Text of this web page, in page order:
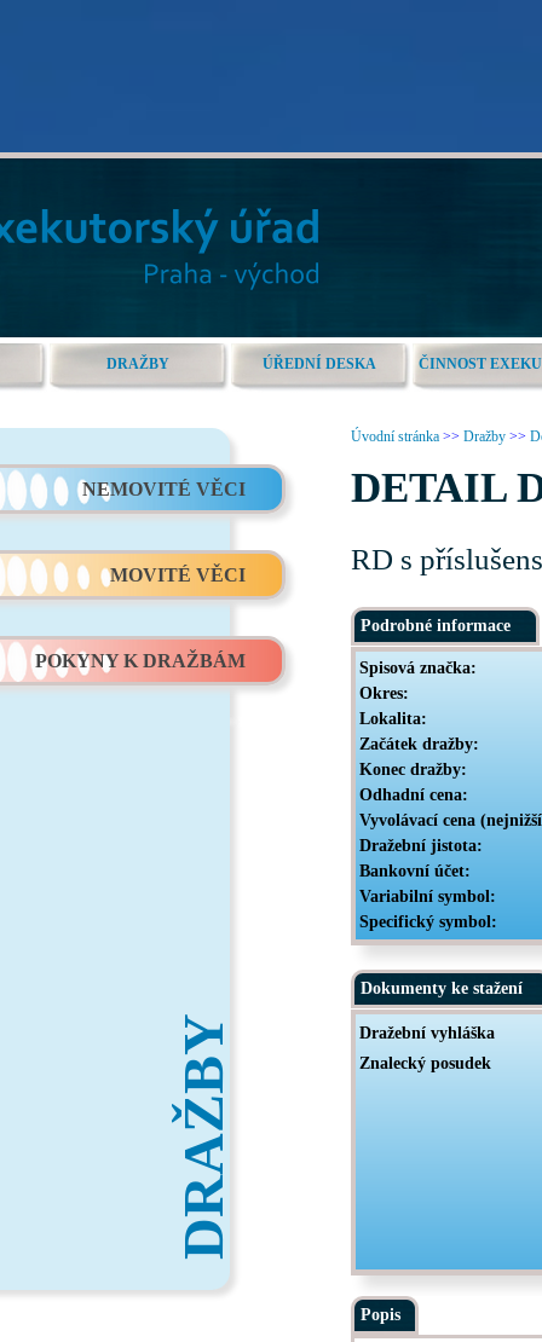
DRAŽBY ÚŘEDNÍ DESKA ČINNOST
NEMOVITÉ VĚCI
MOVITÉ VĚCI
POKYNY K DRAŽBÁM
DRAŽBY
Úvodní stránka >> Dražby >>
DETAIL
RD s
Podrobné informace
Spisová značka:
Okres:
Lokalita:
Začátek dražby:
Konec dražby:
Odhadní cena:
Vyvolávací cena
Dražební jistota:
Bankovní účet:
Variabilní symbol:
Specifický symbol:
Dokumenty ke stažení
Dražební vyhláška
Znalecký posudek
Popis